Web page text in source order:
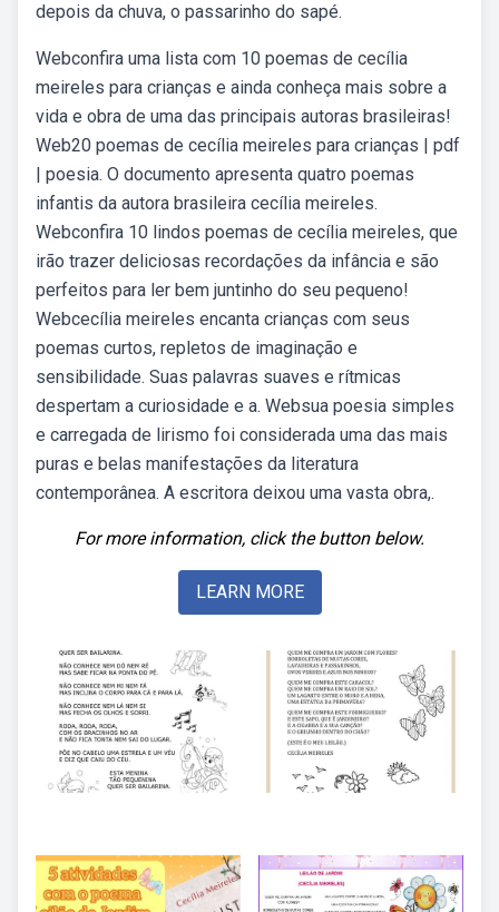
depois da chuva, o passarinho do sapé.
Webconfira uma lista com 10 poemas de cecília
meireles para crianças e ainda conheça mais sobre a
vida e obra de uma das principais autoras brasileiras!
Web20 poemas de cecília meireles para crianças | pdf
| poesia. O documento apresenta quatro poemas
infantis da autora brasileira cecília meireles.
Webconfira 10 lindos poemas de cecília meireles, que
irão trazer deliciosas recordações da infância e são
perfeitos para ler bem juntinho do seu pequeno!
Webcecília meireles encanta crianças com seus
poemas curtos, repletos de imaginação e
sensibilidade. Suas palavras suaves e rítmicas
despertam a curiosidade e a. Websua poesia simples
e carregada de lirismo foi considerada uma das mais
puras e belas manifestações da literatura
contemporânea. A escritora deixou uma vasta obra,.
For more information, click the button below.
LEARN MORE